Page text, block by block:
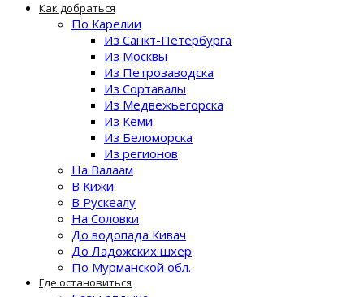
Как добраться
По Карелии
Из Санкт-Петербурга
Из Москвы
Из Петрозаводска
Из Сортавалы
Из Медвежьегорска
Из Кеми
Из Беломорска
Из регионов
На Валаам
В Кижи
В Рускеалу
На Соловки
До водопада Кивач
До Ладожских шхер
По Мурманской обл.
Где остановиться